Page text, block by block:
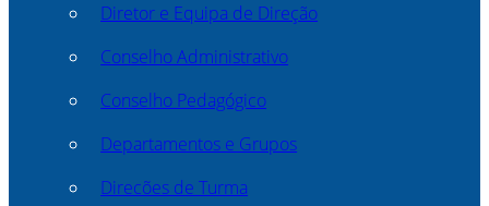
Diretor e Equipa de Direção
Conselho Administrativo
Conselho Pedagógico
Departamentos e Grupos
Direcões de Turma